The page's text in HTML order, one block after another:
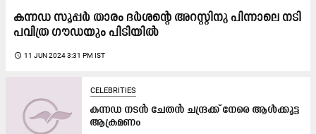
കന്നഡ സൂപ്പർ താരം ദർശന്‍റെ അറസ്റ്റിനു പിന്നാലെ നടി
പവിത്ര ​ഗൗഡയും പിടിയിൽ
access_time 11 JUN 2024 3:31 PM IST
CELEBRITIES
കന്നഡ നടൻ ചേതൻ ചന്ദ്രക്ക് നേരെ ആൾക്കൂട്ട
ആക്രമണം